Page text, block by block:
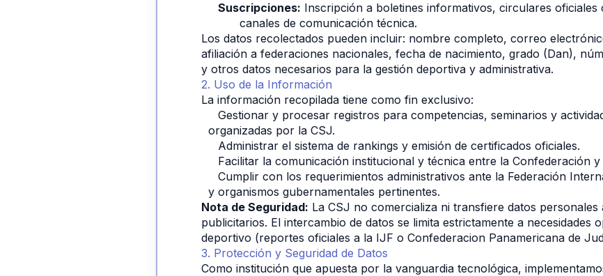
Suscripciones: Inscripción a boletines informativos, circulares oficiales
canales de comunicación técnica.
Los datos recolectados pueden incluir: nombre completo, correo
afiliación a federaciones nacionales, fecha de nacimiento, grado (Dan),
y otros datos necesarios para la gestión deportiva y administrativa.
2. Uso de la Información
La información recopilada tiene como fin exclusivo:
Gestionar y procesar registros para competencias, seminarios y
organizadas por la CSJ.
Administrar el sistema de rankings y emisión de certificados oficiales.
Facilitar la comunicación institucional y técnica entre la Confederación y
Cumplir con los requerimientos administrativos ante la Federación
y organismos gubernamentales pertinentes.
Nota de Seguridad: La CSJ no comercializa ni transfiere datos personales
publicitarios. El intercambio de datos se limita estrictamente a necesidades
deportivo (reportes oficiales a la IJF o Confederacion Panamericana de
3. Protección y Seguridad de Datos
Como institución que apuesta por la vanguardia tecnológica,